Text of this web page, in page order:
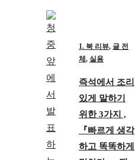
1. 북 리뷰, 글 전
체, 실용
즉석에서 조리
있게 말하기
위한 3가지 ,
『빠르게 생각
하고 똑똑하게